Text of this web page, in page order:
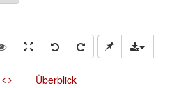
Überblick